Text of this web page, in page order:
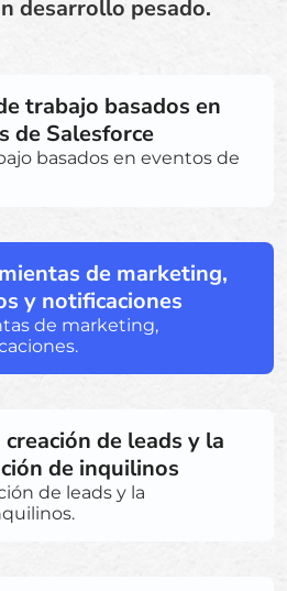
desarrollo pesado.
trabajo basados en
de Salesforce
basados en eventos de
de marketing,
y notificaciones
de marketing,
de leads y la
de inquilinos
de leads y la